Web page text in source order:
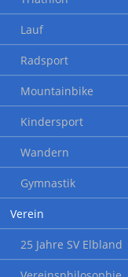
Lauf
Radsport
Mountainbike
Kindersport
Wandern
Gymnastik
Verein
25 Jahre SV Elbland